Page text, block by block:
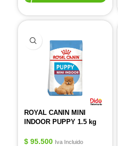
ROYAL CANIN MINI
INDOOR PUPPY 1.5 kg
$ 95.500 Iva Incluido